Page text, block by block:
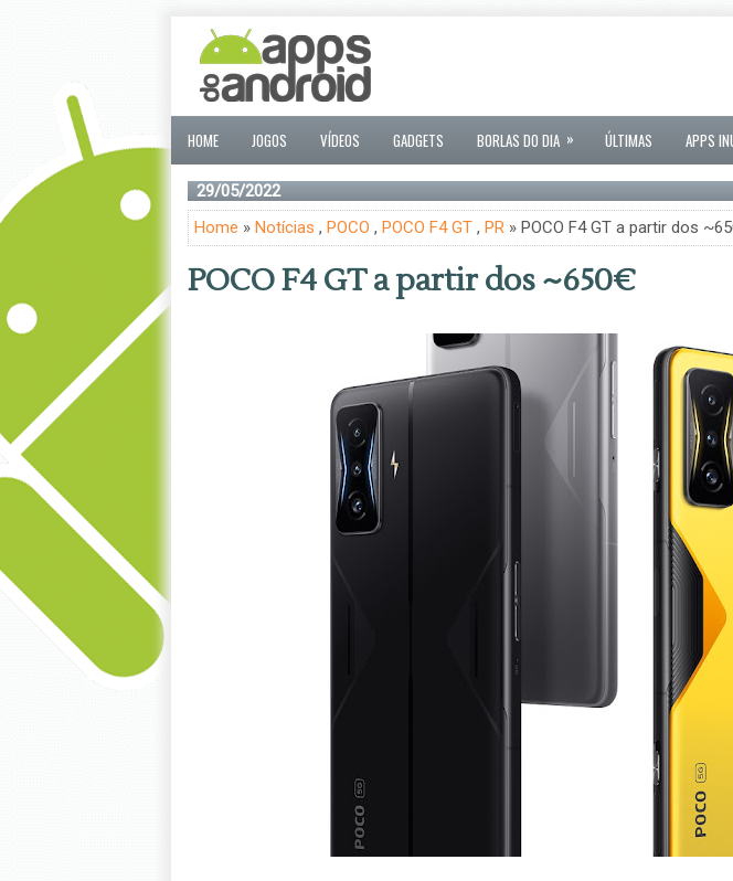
HOME JOGOS VÍDEOS GADGETS BORLAS DO DIA » ÚLTIMAS APPS
29/05/2022
Home » Notícias , POCO , POCO F4 GT, PR» POCO F4 GT a partir dos
POCO F4 GT a partir dos ~650€